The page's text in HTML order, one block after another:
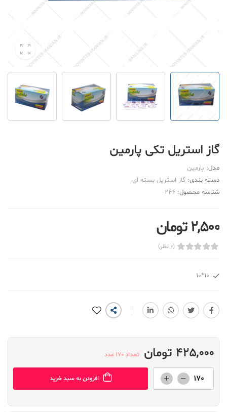
گاز استریل تکی پارمین
مدل: پارمین
دسته بندی: گاز استریل بسته ای
شناسه محصول: 246
2,500 تومان
(0 نظر)
10*10
425,000 تومان تعداد 170 عدد
افزودن به سبد خرید